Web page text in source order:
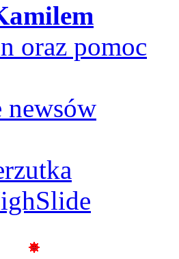
oraz pomoc
newsów